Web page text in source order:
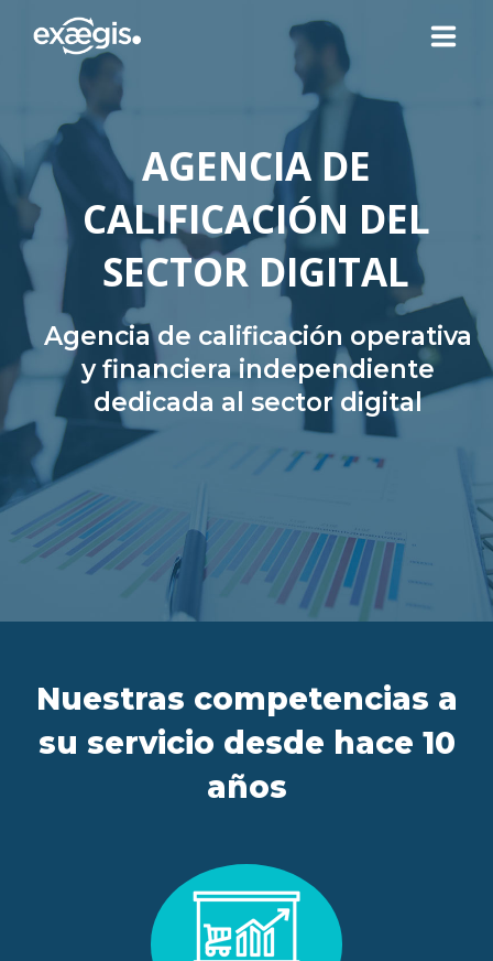
¿QUIÉNES SOMOS?
NUESTRAS OFERTAS
CONTACTO
SU ESPACIO
ES FR IT
Agencia de calificación operativa
y financiera independiente
dedicada al sector digital
AGENCIA DE
CALIFICACIÓN DEL
SECTOR DIGITAL
Nuestras competencias a
su servicio desde hace 10
años